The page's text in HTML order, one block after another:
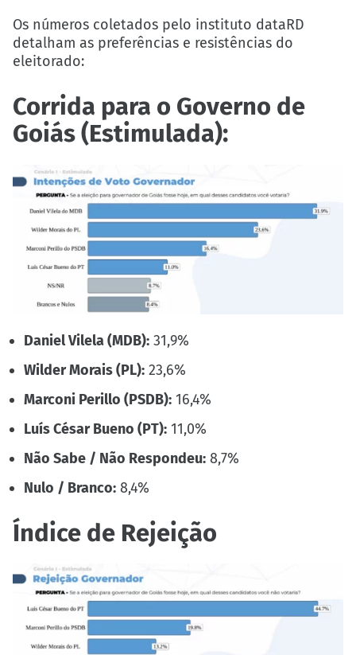
Os números coletados pelo instituto dataRD
detalham as preferências e resistências do
eleitorado:
Corrida para o Governo de
Goiás (Estimulada):
Daniel Vilela (MDB): 31,9%
Wilder Morais (PL): 23,6%
Marconi Perillo (PSDB): 16,4%
Luís César Bueno (PT): 11,0%
Não Sabe / Não Respondeu: 8,7%
Nulo / Branco: 8,4%
Índice de Rejeição